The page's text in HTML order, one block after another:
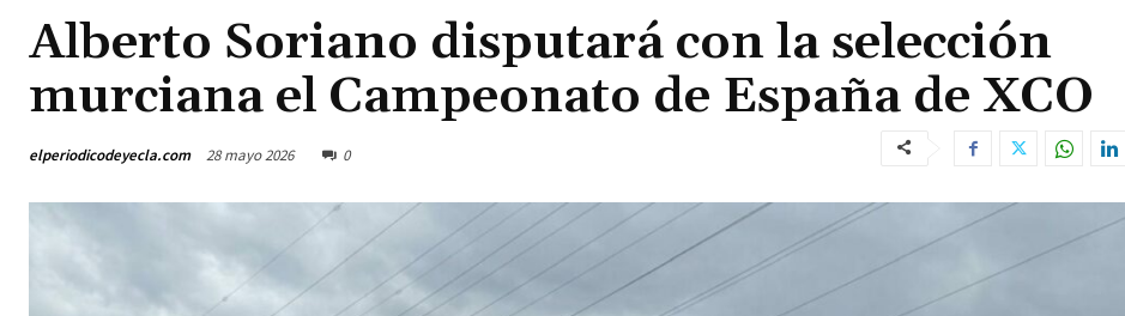
Alberto Soriano disputará con la selección
murciana el Campeonato de España de XCO
elperiodicodeyecla.com 28 mayo 2026 0